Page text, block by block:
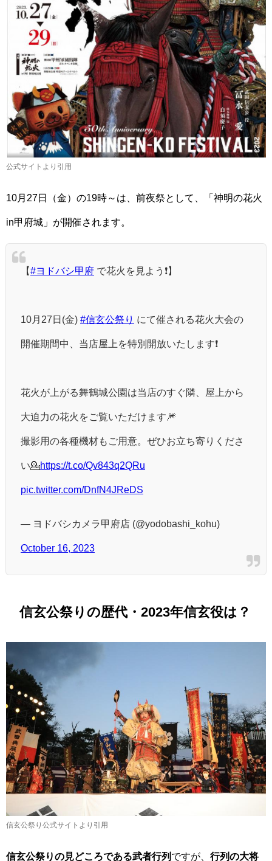
公式サイトより引用
10月27日（金）の19時～は、前夜祭として、「神明の花火
in甲府城」が開催されます。
【#ヨドバシ甲府 で花火を見よう❗️】
10月27日(金) #信玄公祭り にて催される花火大会の
開催期間中、当店屋上を特別開放いたします❗️
花火が上がる舞鶴城公園は当店のすぐ隣、屋上から
大迫力の花火をご覧いただけます🎆
撮影用の各種機材もご用意。ぜひお立ち寄りくださ
い💁https://t.co/Qv843q2QRu
pic.twitter.com/DnfN4JReDS
— ヨドバシカメラ甲府店 (@yodobashi_kohu)
October 16, 2023
信玄公祭りの歴代・2023年信玄役は？
信玄公祭り公式サイトより引用
信玄公祭りの見どころである武者行列 ですが、 行列の大将